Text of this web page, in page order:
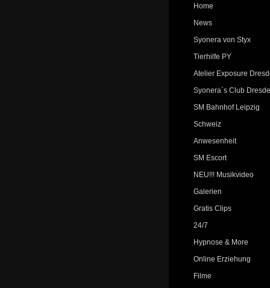
Home
News
Syonera von Styx
Tierhilfe PY
Atelier Exposure
Syonera`s Club
SM Bahnhof Leipzig
Schweiz
Anwesenheit
SM Escort
NEU!!! Musikvideo
Galerien
Gratis Clips
24/7
Hypnose & More
Online Erziehung
Filme